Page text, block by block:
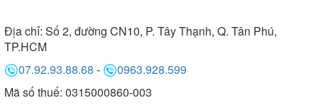
Địa chỉ: Số 2, đường CN10, P. Tây Thạnh, Q. Tân Phú,
TP.HCM
07.92.93.88.68 -
0963.928.599
Mã số thuế: 0315000860-003